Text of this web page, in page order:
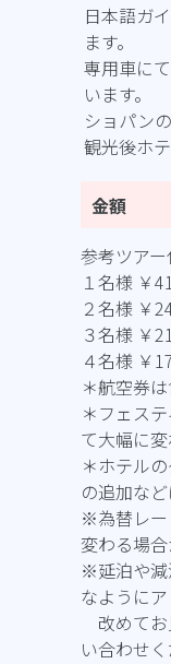
日本語ガ
ます。
専用車に
います。
ショパン
観光後ホ
金額
参考ツアー
１名様 ￥
２名様 ￥
３名様 ￥
４名様 ￥
＊航空券
＊フェス
て大幅に変
＊ホテル
の追加な
※為替レー
変わる場合
※延泊や減
なようにア
改めてお
い合わせく